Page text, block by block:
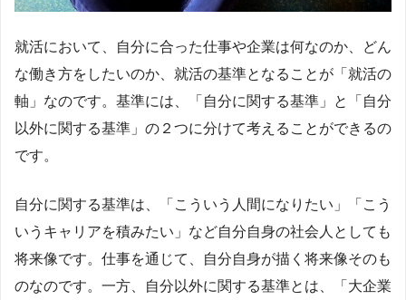
就活において、自分に合った仕事や企業は何なのか、どん
な働き方をしたいのか、就活の基準となることが「就活の
軸」なのです。基準には、「自分に関する基準」と「自分
以外に関する基準」の２つに分けて考えることができるの
です。
自分に関する基準は、「こういう人間になりたい」「こう
いうキャリアを積みたい」など自分自身の社会人としても
将来像です。仕事を通じて、自分自身が描く将来像そのも
のなのです。一方、自分以外に関する基準とは、「大企業